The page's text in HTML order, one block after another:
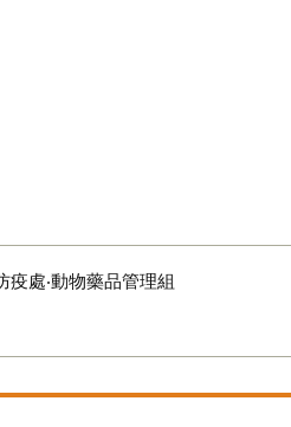
疫處‧動物藥品管理組